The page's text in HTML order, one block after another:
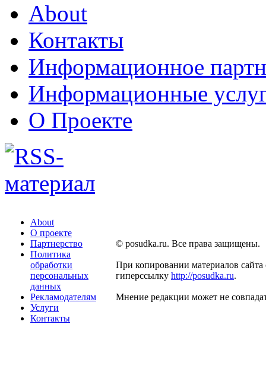
About
Контакты
Информационное
Информационные
О Проекте
About
О проекте
Партнерство
Политика
обработки
персональных
данных
Рекламодателям
Услуги
Контакты
© posudka.ru. Все права защищены.
При копировании материалов сайта
гиперссылку http://posudka.ru.
Мнение редакции может не